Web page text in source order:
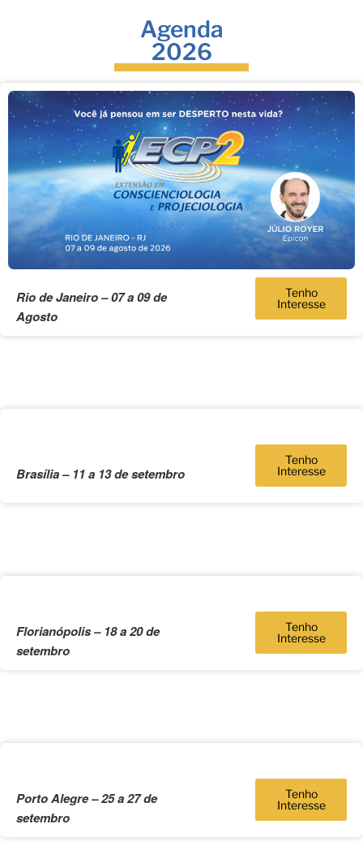
Agenda
2026
Rio de Janeiro – 07 a 09 de
Agosto
Tenho
Interesse
Brasília – 11 a 13 de setembro
Tenho
Interesse
Florianópolis – 18 a 20 de
setembro
Tenho
Interesse
Porto Alegre – 25 a 27 de
setembro
Tenho
Interesse